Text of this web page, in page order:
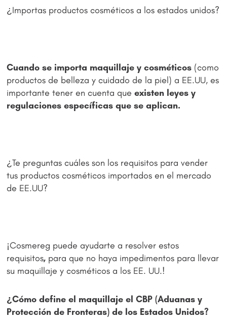
¿Importas productos cosméticos a los estados unidos?
Cuando se importa maquillaje y cosméticos (como
productos de belleza y cuidado de la piel) a EE.UU, es
importante tener en cuenta queexisten leyes y
regulaciones específicas que se aplican.
¿Te preguntas cuáles son los requisitos para vender
tus productos cosméticos importados en el mercado
de EE.UU?
¡Cosmereg puede ayudarte a resolver estos
requisitos, para que no haya impedimentos para llevar
su maquillaje y cosméticos a los EE. UU.!
¿Cómo define el maquillaje el CBP (Aduanas y
Protección de Fronteras) de los Estados Unidos?